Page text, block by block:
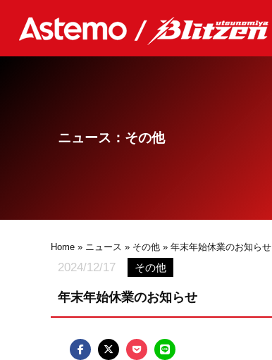
ニュース：その他
Home » ニュース » その他 » 年末年始休業のお知らせ
2024/12/17 その他
年末年始休業のお知らせ